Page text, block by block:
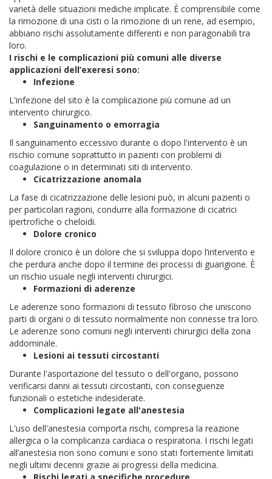
varietà delle situazioni mediche implicate. È comprensibile come
la rimozione di una cisti o la rimozione di un rene, ad esempio,
abbiano rischi assolutamente differenti e non paragonabili tra
loro.
I rischi e le complicazioni più comuni alle diverse
applicazioni dell’exeresi sono:
Infezione
L'infezione del sito è la complicazione più comune ad un
intervento chirurgico.
Sanguinamento o emorragia
Il sanguinamento eccessivo durante o dopo l'intervento è un
rischio comune soprattutto in pazienti con problemi di
coagulazione o in determinati siti di intervento.
Cicatrizzazione anomala
La fase di cicatrizzazione delle lesioni può, in alcuni pazienti o
per particolari ragioni, condurre alla formazione di cicatrici
ipertrofiche o cheloidi.
Dolore cronico
Il dolore cronico è un dolore che si sviluppa dopo l’intervento e
che perdura anche dopo il termine dei processi di guarigione. È
un rischio usuale negli interventi chirurgici.
Formazioni di aderenze
Le aderenze sono formazioni di tessuto fibroso che uniscono
parti di organi o di tessuto normalmente non connesse tra loro.
Le aderenze sono comuni negli interventi chirurgici della zona
addominale.
Lesioni ai tessuti circostanti
Durante l'asportazione del tessuto o dell'organo, possono
verificarsi danni ai tessuti circostanti, con conseguenze
funzionali o estetiche indesiderate.
Complicazioni legate all'anestesia
L'uso dell'anestesia comporta rischi, compresa la reazione
allergica o la complicanza cardiaca o respiratoria. I rischi legati
all’anestesia non sono comuni e sono stati fortemente limitati
negli ultimi decenni grazie ai progressi della medicina.